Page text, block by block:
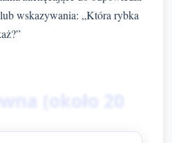
wskazywania: „Która rybka
(około 20